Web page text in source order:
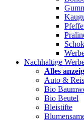
Nachhaltige
Alles
Auto &
Bio
Bio Beutel
Bleistifte